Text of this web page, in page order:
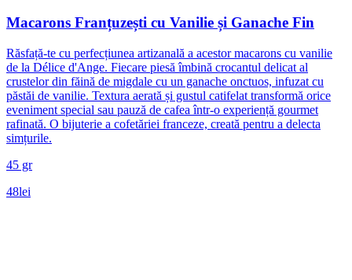
Macarons Franțuzești cu Vanilie și Ganache Fin
Răsfață-te cu perfecțiunea artizanală a acestor macarons cu vanilie
de la Délice d'Ange. Fiecare piesă îmbină crocantul delicat al
crustelor din făină de migdale cu un ganache onctuos, infuzat cu
păstăi de vanilie. Textura aerată și gustul catifelat transformă orice
eveniment special sau pauză de cafea într-o experiență gourmet
rafinată. O bijuterie a cofetăriei franceze, creată pentru a delecta
simțurile.
45 gr
48lei